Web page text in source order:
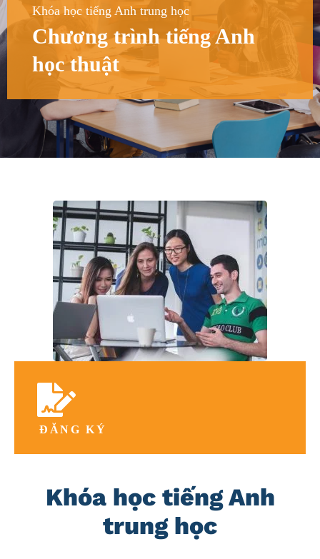
Khóa học tiếng Anh trung học
Chương trình tiếng Anh
học thuật
ĐĂNG KÝ
Khóa học tiếng Anh
trung học